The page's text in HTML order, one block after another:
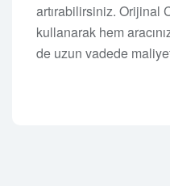
artırabilirsiniz. Orijinal
kullanarak hem
de uzun vadede